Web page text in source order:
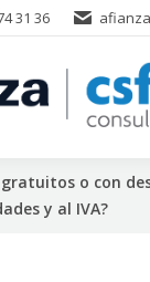
31 36
o con
y al IVA?